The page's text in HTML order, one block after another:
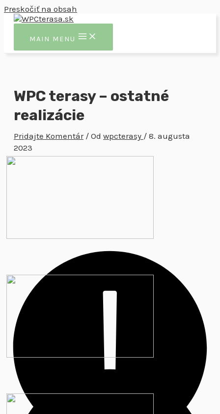
Preskočiť na obsah
MAIN MENU
WPC terasy – ostatné
realizácie
Pridajte Komentár / Od wpcterasy / 8. augusta
2023